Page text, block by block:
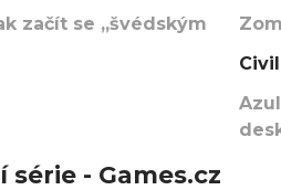
začít se „švédským
- Games.cz